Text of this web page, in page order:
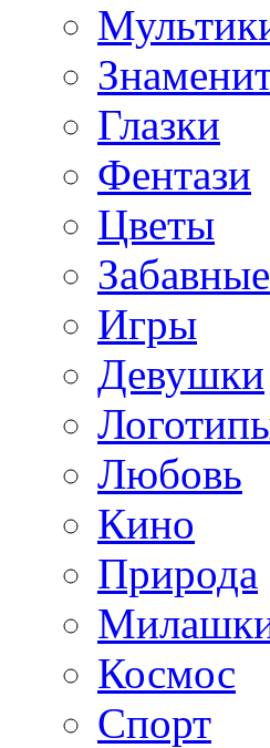
Глазки
Фентази
Цветы
Забавные
Игры
Девушки
Любовь
Кино
Природа
Космос
Спорт